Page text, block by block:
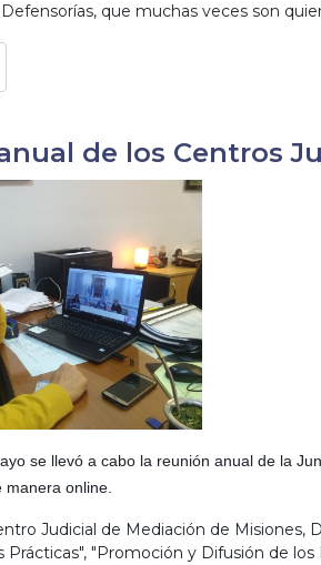
que muchas veces son
de los Centros
se llevó a cabo la reunión anual de la
manera online.
Judicial de Mediación de
Prácticas", "Promoción y Difusión de